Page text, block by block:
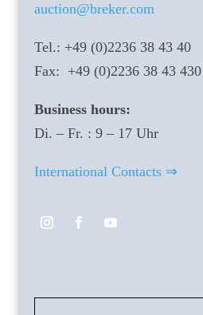
auction@breker.com
Tel.: +49 (0)2236 38 43 40
Fax: +49 (0)2236 38 43 430
Business hours:
Di. – Fr. : 9 – 17 Uhr
International Contacts ⇒